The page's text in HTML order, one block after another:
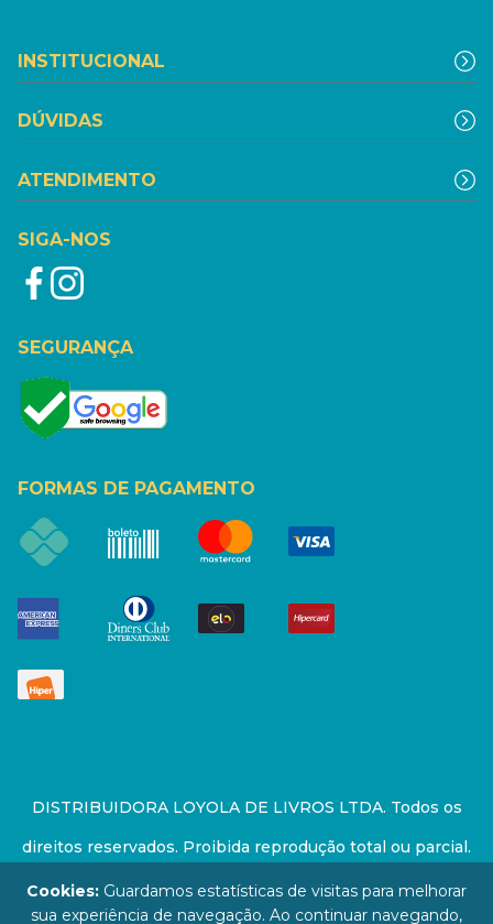
INSTITUCIONAL
DÚVIDAS
ATENDIMENTO
SIGA-NOS
SEGURANÇA
FORMAS DE PAGAMENTO
DISTRIBUIDORA LOYOLA DE LIVROS LTDA. Todos os
direitos reservados. Proibida reprodução total ou parcial.
Preços e estoque sujeito a alterações sem aviso prévio.
Cookies: Guardamos estatísticas de visitas para melhorar
sua experiência de navegação. Ao continuar navegando,